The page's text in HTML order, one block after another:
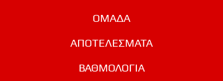
ΟΜΑΔΑ
ΑΠΟΤΕΛΕΣΜΑΤΑ
ΒΑΘΜΟΛΟΓΙΑ